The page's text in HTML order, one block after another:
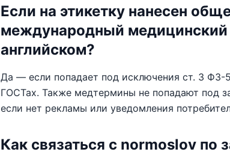
Если на этикетку нанесен
международный
английском?
Да — если попадает под исключения ст. 3 ФЗ-
ГОСТах. Также медтермины не попадают под
если нет рекламы или уведомления
Как связаться с normoslov по